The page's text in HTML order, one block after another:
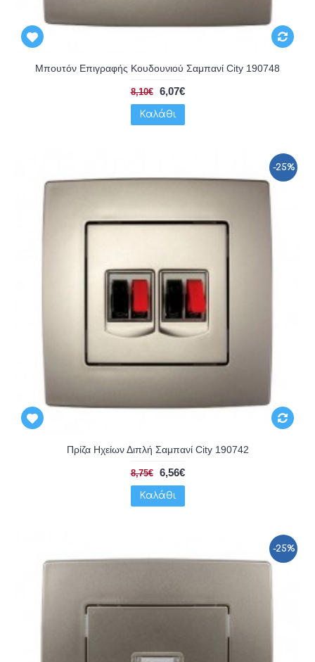
Μπουτόν Επιγραφής Κουδουνιού Σαμπανί City 190748
8,10€ 6,07€
Καλάθι
-25%
Πρίζα Ηχείων Διπλή Σαμπανί City 190742
8,75€ 6,56€
Καλάθι
-25%